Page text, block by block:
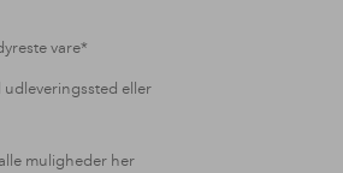
vare*
udleveringssted eller
muligheder her